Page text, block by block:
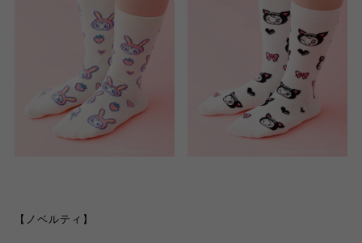
【ノベルティ】